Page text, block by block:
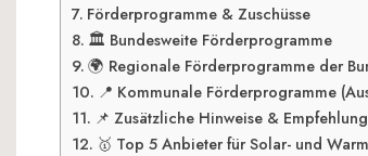
Förderprogramme & Zuschüsse
🏛️ Bundesweite Förderprogramme
🌍 Regionale Förderprogramme der
📍 Kommunale Förderprogramme
📌 Zusätzliche Hinweise &
🥇 Top 5 Anbieter für Solar- und